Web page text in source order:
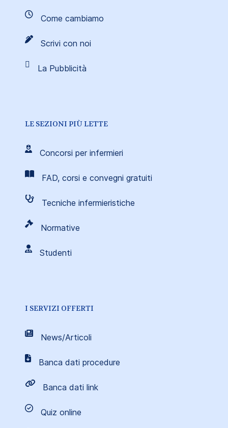
Come cambiamo
Scrivi con noi
La Pubblicità
LE SEZIONI PIÙ LETTE
Concorsi per infermieri
FAD, corsi e convegni gratuiti
Tecniche infermieristiche
Normative
Studenti
I SERVIZI OFFERTI
News/Articoli
Banca dati procedure
Banca dati link
Quiz online